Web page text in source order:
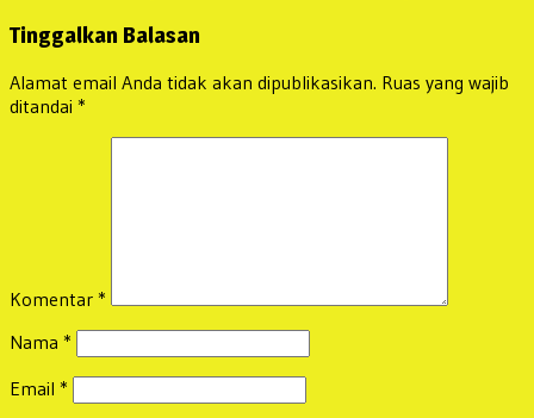
Tinggalkan Balasan
Alamat email Anda tidak akan dipublikasikan. Ruas yang wajib
ditandai *
Komentar *
Nama *
Email *